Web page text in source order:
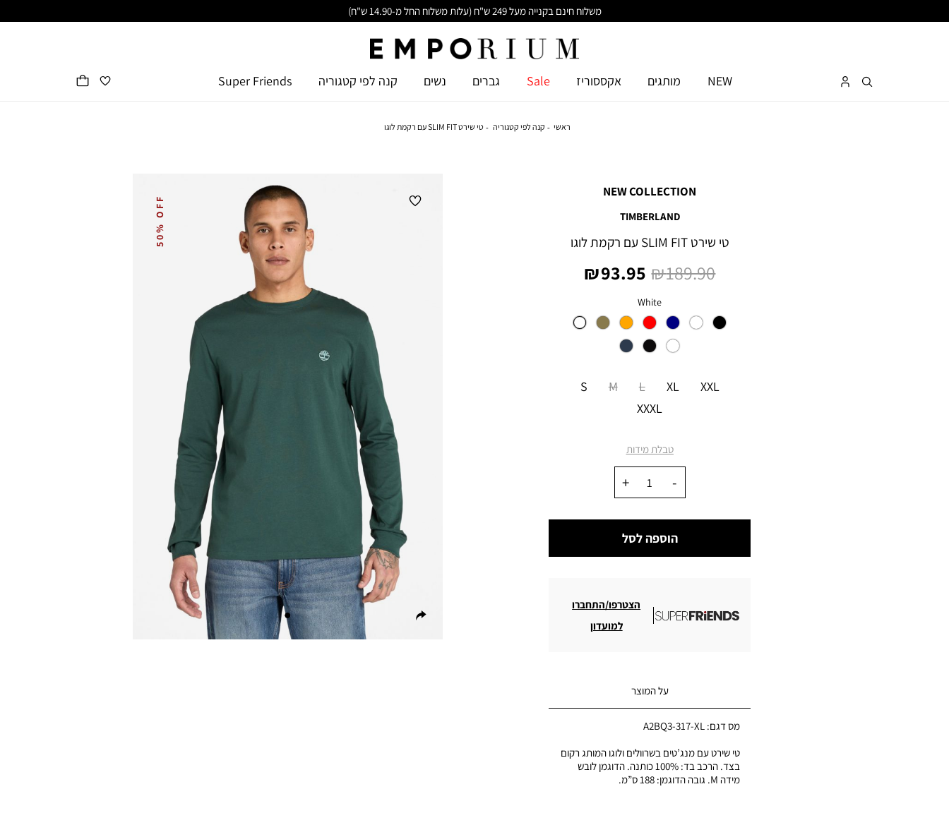
משלוח חינם בקנייה מעל 249 ש"ח (עלות משלוח החל מ-14.90 ש"ח)
NEW מותגים אקססוריז Sale גברים נשים קנה לפי קטגוריה Super Friends
ראשי קנה לפי קטגוריה טי שירט SLIM FIT עם רקמת לוגו
50% OFF
NEW COLLECTION
TIMBERLAND
טי שירט SLIM FIT עם רקמת לוגו
מחיר
מוצר
93.95 ₪
מחיר
189.90 ₪
צבע
White
S M L XL
XXL
XXXL
טבלת מידות
הוספה לסל
הצטרפו/התחברו
למועדון
על המוצר
מס דגם: A2BQ3-317-XL
טי שירט עם מנג’טים בשרוולים ולוגו המותג רקום
בצד. הרכב בד: 100% כותנה. הדוגמן לובש
מידה M. גובה הדוגמן: 188 ס”מ.